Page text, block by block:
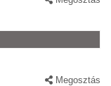
Megosztás